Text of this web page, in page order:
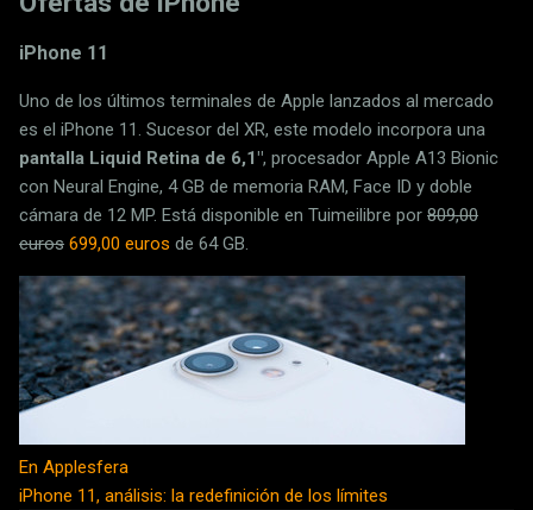
iPhone 11
Uno de los últimos terminales de Apple lanzados al mercado
es el iPhone 11. Sucesor del XR, este modelo incorpora una
pantalla Liquid Retina de 6,1", procesador Apple A13 Bionic
con Neural Engine, 4 GB de memoria RAM, Face ID y doble
cámara de 12 MP. Está disponible en Tuimeilibre por 809,00
euros 699,00 euros de 64 GB.
En Applesfera
iPhone 11, análisis: la redefinición de los límites